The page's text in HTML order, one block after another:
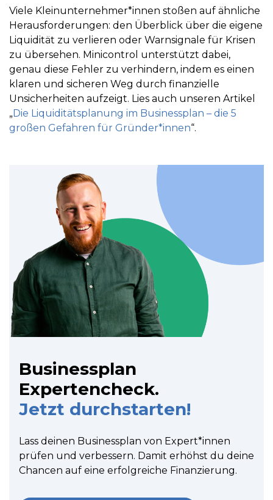
Viele Kleinunternehmer*innen stoßen auf ähnliche
Herausforderungen: den Überblick über die eigene
Liquidität zu verlieren oder Warnsignale für Krisen
zu übersehen. Minicontrol unterstützt dabei,
genau diese Fehler zu verhindern, indem es einen
klaren und sicheren Weg durch finanzielle
Unsicherheiten aufzeigt. Lies auch unseren Artikel
„Die Liquiditätsplanung im Businessplan – die 5
großen Gefahren für Gründer*innen“.
Businessplan
Expertencheck.
Jetzt durchstarten!
Lass deinen Businessplan von Expert*innen
prüfen und verbessern. Damit erhöhst du deine
Chancen auf eine erfolgreiche Finanzierung.